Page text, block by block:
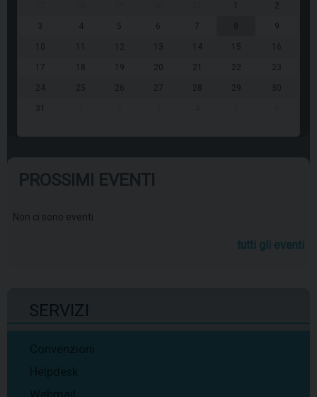
1 2
3 4 5 6 7 9
10 11 12 13 14 15 16
17 18 19 20 21 22 23
24 25 26 27 28 29 30
31
Non ci sono eventi
tutti gli eventi
SERVIZI